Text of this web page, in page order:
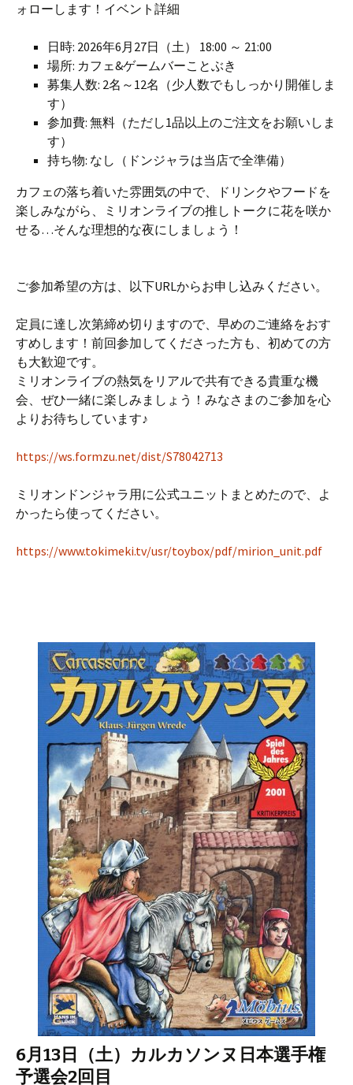
ォローします！イベント詳細
日時: 2026年6月27日（土） 18:00 ～ 21:00
場所: カフェ&ゲームバーことぶき
募集人数: 2名～12名（少人数でもしっかり開催しま
す）
参加費: 無料（ただし1品以上のご注文をお願いしま
す）
持ち物: なし（ドンジャラは当店で全準備）
カフェの落ち着いた雰囲気の中で、ドリンクやフードを
楽しみながら、ミリオンライブの推しトークに花を咲か
せる…そんな理想的な夜にしましょう！
ご参加希望の方は、以下URLからお申し込みください。
定員に達し次第締め切りますので、早めのご連絡をおす
すめします！前回参加してくださった方も、初めての方
も大歓迎です。
ミリオンライブの熱気をリアルで共有できる貴重な機
会、ぜひ一緒に楽しみましょう！みなさまのご参加を心
よりお待ちしています♪
https://ws.formzu.net/dist/S78042713
ミリオンドンジャラ用に公式ユニットまとめたので、よ
かったら使ってください。
https://www.tokimeki.tv/usr/toybox/pdf/mirion_unit.pdf
6月13日（土）カルカソンヌ日本選手権
予選会2回目